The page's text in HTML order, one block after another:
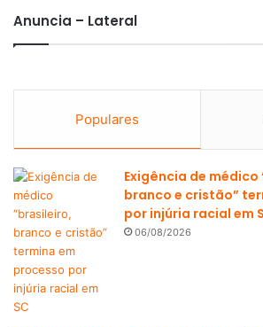
Anuncia – Lateral
Populares
Exigência de médico
branco e cristão”
por injúria racial em
06/08/2026